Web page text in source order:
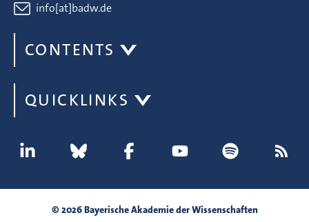
info[at]badw.de
CONTENTS
QUICKLINKS
© 2026 Bayerische Akademie der Wissenschaften